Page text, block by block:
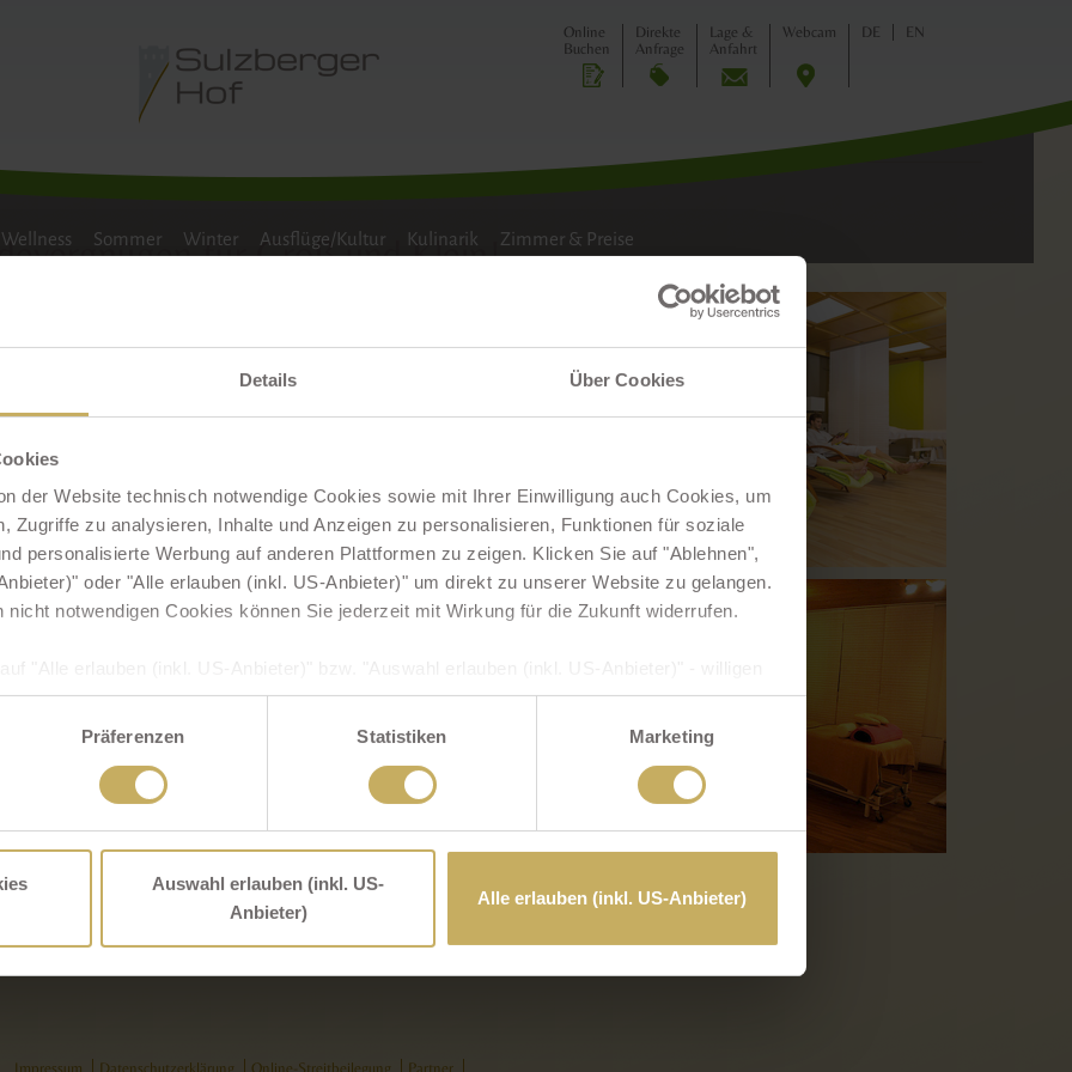
Details Über Cookies
der Website technisch notwendige Cookies sowie mit Ihrer Einwilligung auch Cookies, um
Zugriffe zu analysieren, Inhalte und Anzeigen zu personalisieren, Funktionen für soziale
personalisierte Werbung auf anderen Plattformen zu zeigen. Klicken Sie auf "Ablehnen",
oder "Alle erlauben (inkl. US-Anbieter)" um direkt zu unserer Website zu gelangen.
nicht notwendigen Cookies können Sie jederzeit mit Wirkung für die Zukunft widerrufen.
zugleich ausdrücklich ein, dass auch Anbieter in den USA Ihre Daten verarbeiten. In
die übermittelten Daten durch US-Behörden zu Kontroll- und Überwachungszwecken
(US)-Diensten finden Sie in unsererDatenschutzerklärung
bzw. in diesem
Präferenzen Statistiken Marketing
Auswahl erlauben (inkl. US-
Anbieter)
Alle erlauben (inkl. US-Anbieter)
Online
Buchen
Direkte
Anfrage
Lage &
Anfahrt
Webcam DE EN
Wellness Sommer Winter Ausflüge/Kultur Kulinarik Zimmer & Preise
LANGLAUFEN SKILAUF
Hotel mit Hallenbad im Allgäu …
für Groß und Klein!
lädt
Relax-
für Sie.
richtige
bis 21.00
Uhr) an
Impressum Datenschutzerklärung Online-Streitbeilegung Partner